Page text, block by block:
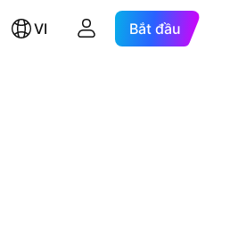
VI Bắt đầu